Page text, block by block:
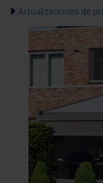
Actualizaciones de